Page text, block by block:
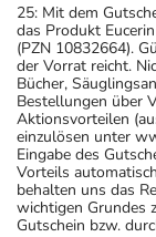
25: Mit dem
das Produkt
(PZN 10832664).
der Vorrat reicht.
Bücher,
Bestellungen über
Aktionsvorteilen
einzulösen unter
Eingabe des
Vorteils
behalten uns das
wichtigen Grundes
Gutschein bzw.